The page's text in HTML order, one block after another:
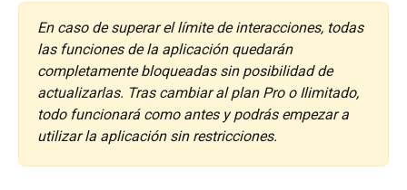
En caso de superar el límite de interacciones, todas
las funciones de la aplicación quedarán
completamente bloqueadas sin posibilidad de
actualizarlas. Tras cambiar al plan Pro o Ilimitado,
todo funcionará como antes y podrás empezar a
utilizar la aplicación sin restricciones.